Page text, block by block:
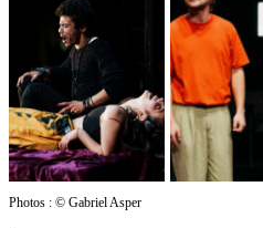
Photos : © Gabriel Asper